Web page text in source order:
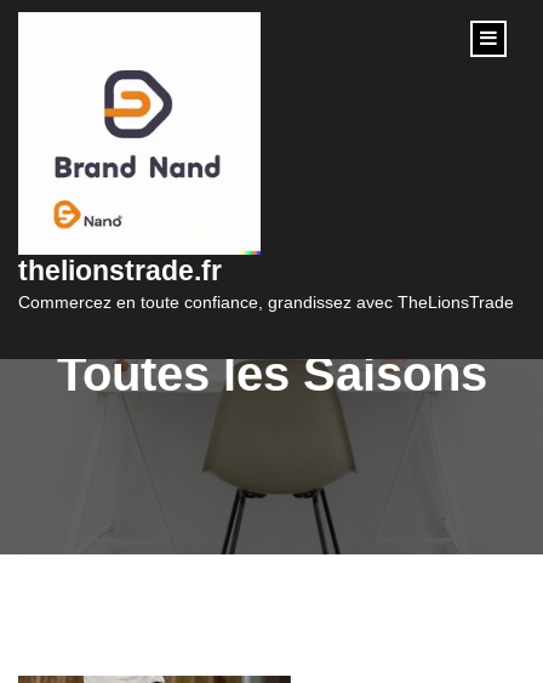
content
thelionstrade.fr
Commercez en toute confiance, grandissez avec TheLionsTrade
L’Accessoire
Indispensable pour
Toutes les Saisons